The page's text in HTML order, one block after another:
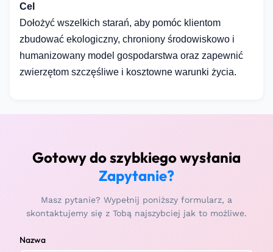
Cel
Dołożyć wszelkich starań, aby pomóc klientom
zbudować ekologiczny, chroniony środowiskowo i
humanizowany model gospodarstwa oraz zapewnić
zwierzętom szczęśliwe i kosztowne warunki życia.
Gotowy do szybkiego wysłania
Zapytanie?
Masz pytanie? Wypełnij poniższy formularz, a
skontaktujemy się z Tobą najszybciej jak to możliwe.
Nazwa